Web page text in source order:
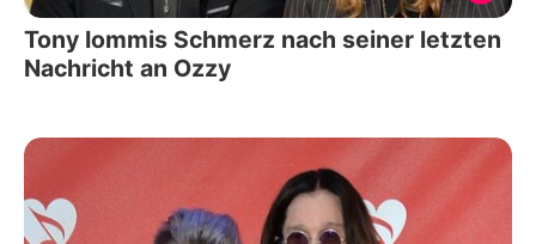
Tony Iommis Schmerz nach seiner letzten
Nachricht an Ozzy